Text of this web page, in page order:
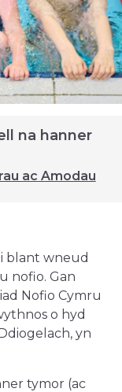
na hanner
ac Amodau
i blant wneud
nofio. Gan
Nofio Cymru
o hyd
yn
tymor (ac